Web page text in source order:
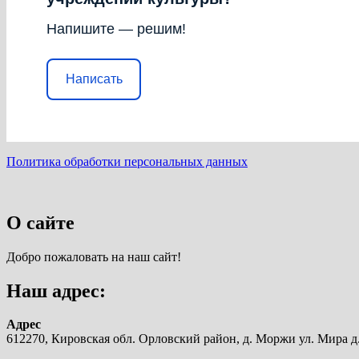
Напишите — решим!
Написать
Политика обработки персональных данных
О сайте
Добро пожаловать на наш сайт!
Наш адрес:
Адрес
612270, Кировская обл. Орловский район, д. Моржи ул. Мира